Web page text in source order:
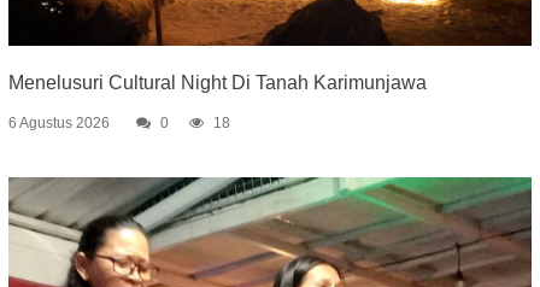
Menelusuri Cultural Night Di Tanah Karimunjawa
6 Agustus 2026 0 18